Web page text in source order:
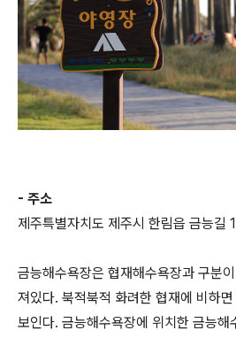
- 주소
제주특별자치도 제주시 한림읍 금능길
금능해수욕장은 협재해수욕장과 구분
져있다. 북적북적 화려한 협재에 비하
보인다. 금능해수욕장에 위치한 금능